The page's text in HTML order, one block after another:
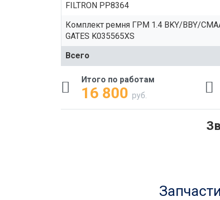
FILTRON PP8364
Комплект ремня ГРМ 1.4 BKY/BBY/
GATES K035565XS
Всего
Итого по работам
16 800 руб.